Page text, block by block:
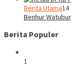
Berita Utama14
Benhur
Berita Populer
1